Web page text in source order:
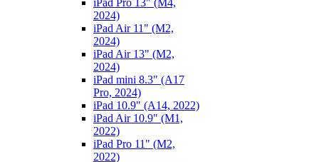
iPad Pro 13" (M4,
2024)
iPad Air 11" (M2,
2024)
iPad Air 13" (M2,
2024)
iPad mini 8.3" (A17
Pro, 2024)
iPad 10.9" (A14, 2022)
iPad Air 10.9" (M1,
2022)
iPad Pro 11" (M2,
2022)